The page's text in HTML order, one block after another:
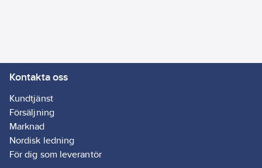
Kontakta oss
Kundtjänst
Försäljning
Marknad
Nordisk ledning
För dig som leverantör